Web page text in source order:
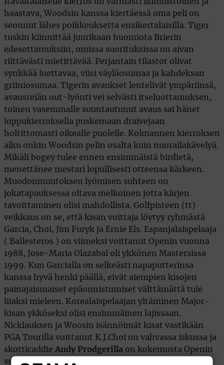
haastava, Woodsin kanssa kiertäessä oma peli on
seonnut lähes poikkeuksetta ensikertalaisilla. Tiger
tuskin kiinnittää juurikaan huomiota Brierin
edesottamuksiin, omissa suorituksissa on aivan
riittävästi mietittävää. Perjantain tilastot olivat
synkkää luettavaa, viisi väyläosumaa ja kahdeksan
griiniosumaa. Tigerin avaukset lentelivät ympäriinsä,
avausreiän out-lyönti vei selvästi itseluottamuksen,
toinen vasemmalle suuntautunut avaus sai hänet
loppukierroksella puskemaan draivejaan
holtittomasti oikealle puolelle. Kolmannen kierroksen
alku onkin Woodsin pelin osalta kuin nuorallakävelyä.
Mikäli bogey tulee ennen ensimmäistä birdietä,
menettänee mestari lopullisesti otteensa kärkeen.
Muodonmuutoksen lyömisen suhteen on
jokatapauksessa oltava melkoinen jotta kärjen
tavoittaminen olisi mahdollista. Golfpisteen (tt)
veikkaus on se, että kisan voittaja löytyy ryhmästä
Garcia, Choi, Jim Furyk ja Ernie Els. Espanjalaispelaaja
( Ballesteros ) on viimeksi voittanut Openin vuonna
1988, Jose-Maria Olazabal oli ykkönen Mastersissa
1999. Kun Garcialla on selkeästi napaputterinsa
kanssa hyvä henki päällä, eivät aiempien kisojen
painajaismaiset epäonnistumiset välttämättä tule
liiaksi mieleen. Korealaispelaajan yltäminen Major-
kisan ykköseksi olisi ensimmäinen lajissaan.
Nicklauksen ja Woosin isännöimät kisat vastikään
PGA Tourilla voittanut K.J.Choi on vahvassa iskussa ja
skotticaddie Andy Prodgerilla on kokemusta Openin
voittamisesta Nick Faldon apuna.